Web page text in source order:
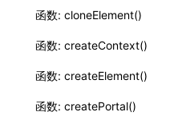
函数: cloneElement()
函数: createContext()
函数: createElement()
函数: createPortal()